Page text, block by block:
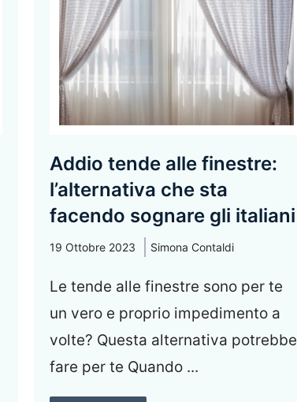
Addio tende alle finestre:
l’alternativa che sta
facendo sognare gli italiani
19 Ottobre 2023 Simona Contaldi
Le tende alle finestre sono per te
un vero e proprio impedimento a
volte? Questa alternativa potrebbe
fare per te Quando ...